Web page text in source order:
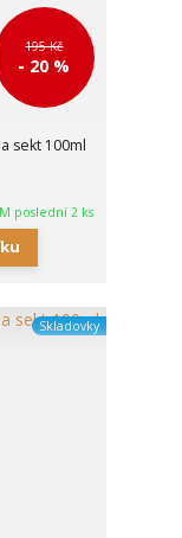
195 Kč
- 20 %
sekt 100ml
poslední 2 ks
Skladovky